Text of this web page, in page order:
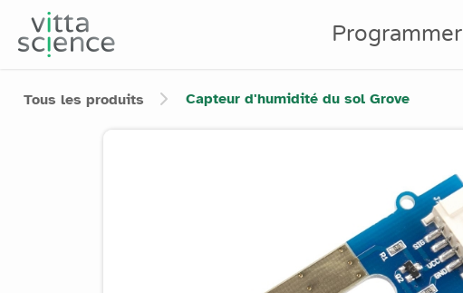
Programmer
Tous les produits Capteur d'humidité du sol Grove